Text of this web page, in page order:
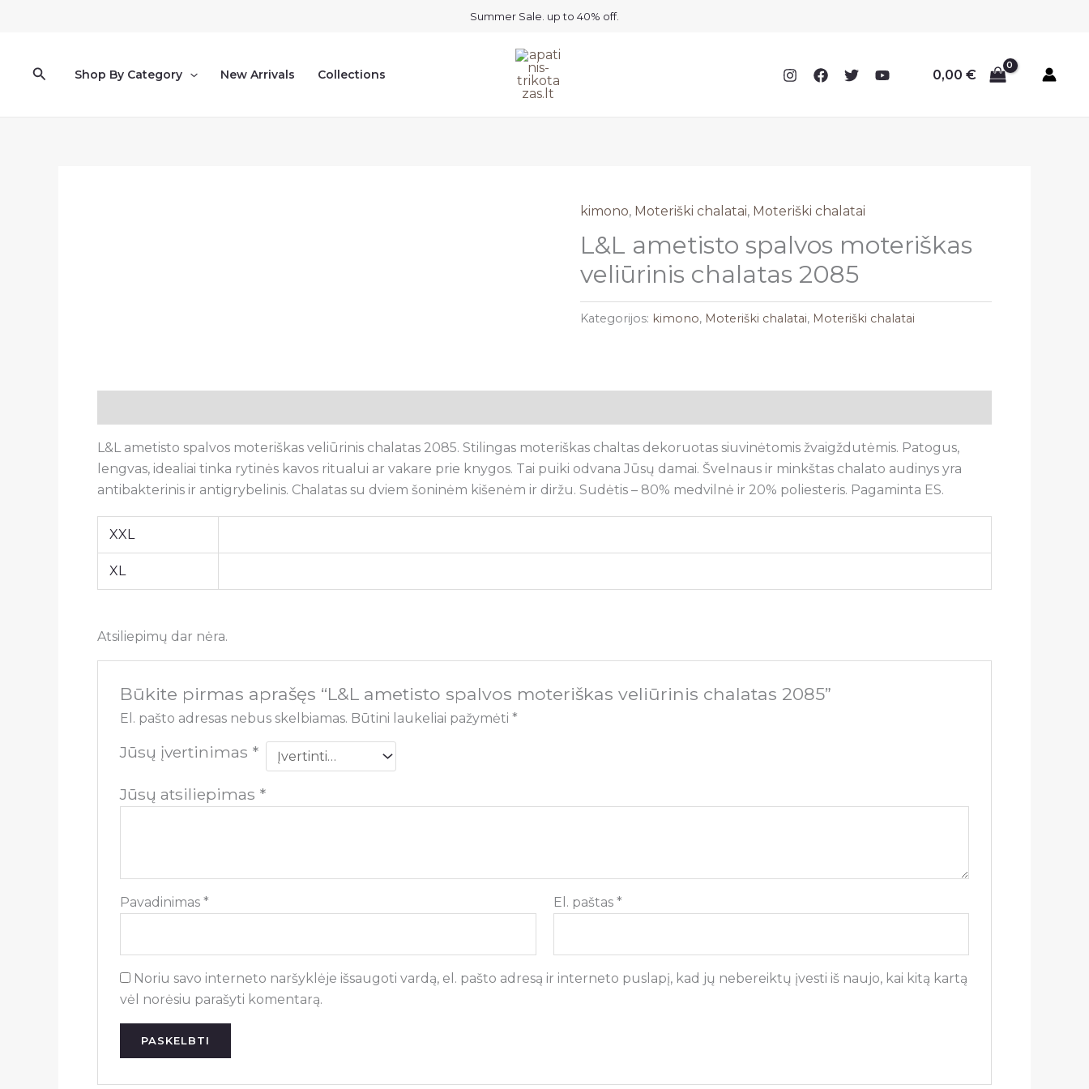
Summer Sale. up to 40% off.
PaieškaShop By Category New Arrivals Collections 0,00 €
kimono, Moteriški chalatai, Moteriški chalatai
L&L ametisto spalvos moteriškas
veliūrinis chalatas 2085
Kategorijos: kimono, Moteriški chalatai, Moteriški chalatai
L&L ametisto spalvos moteriškas veliūrinis chalatas 2085. Stilingas moteriškas chaltas dekoruotas siuvinėtomis žvaigždutėmis. Patogus,
lengvas, idealiai tinka rytinės kavos ritualui ar vakare prie knygos. Tai puiki odvana Jūsų damai. Švelnaus ir minkštas chalato audinys yra
antibakterinis ir antigrybelinis. Chalatas su dviem šoninėm kišenėm ir diržu. Sudėtis – 80% medvilnė ir 20% poliesteris. Pagaminta ES.
XXL
XL
Atsiliepimų dar nėra.
Būkite pirmas aprašęs “L&L ametisto spalvos moteriškas veliūrinis chalatas 2085”
El. pašto adresas nebus skelbiamas. Būtini laukeliai pažymėti *
Jūsų įvertinimas *
Jūsų atsiliepimas *
Pavadinimas * El. paštas *
Noriu savo interneto naršyklėje išsaugoti vardą, el. pašto adresą ir interneto puslapį, kad jų nebereiktų įvesti iš naujo, kai kitą kartą
vėl norėsiu parašyti komentarą.